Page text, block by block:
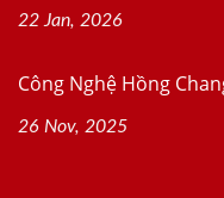
22 Jan, 2026
Công Nghệ Hồng
26 Nov, 2025